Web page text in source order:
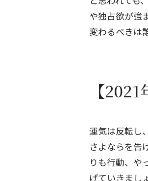
や独占欲が強
変わるべきは
【
運気は反転し
さよならを告
りも行動、や
げていきまし